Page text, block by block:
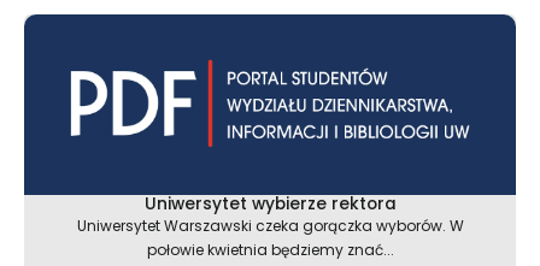
Uniwersytet wybierze rektora
Uniwersytet Warszawski czeka gorączka wyborów. W
połowie kwietnia będziemy znać...